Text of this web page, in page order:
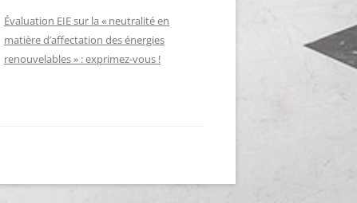
Évaluation EIE sur la « neutralité en
matière d’affectation des énergies
renouvelables » : exprimez-vous !